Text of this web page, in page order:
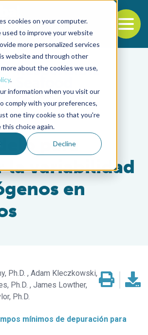
cookies on your computer.
used to improve your website
more personalized services
website and through other
about the cookies we use,
.
information when you visit our
comply with your preferences,
one tiny cookie so that you're
choice again.
Decline
nav
navigation
para
la variabilidad
en
Ph.D.
Adam Kleczkowski,
Ph.D.
James Lowther,
Ph.D.
mínimos de depuración para